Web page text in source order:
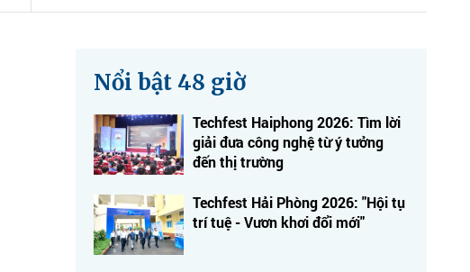
Nổi bật 48 giờ
Techfest Haiphong 2026: Tìm lời
giải đưa công nghệ từ ý tưởng
đến thị trường
Techfest Hải Phòng 2026: "Hội tụ
trí tuệ - Vươn khơi đổi mới"